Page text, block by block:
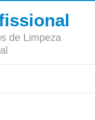
de Limpeza